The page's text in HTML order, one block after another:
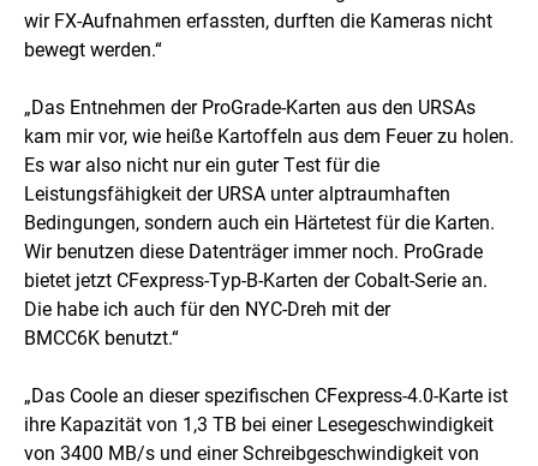
wir FX-Aufnahmen erfassten, durften die Kameras nicht
bewegt werden.“
„Das Entnehmen der ProGrade-Karten aus den URSAs
kam mir vor, wie heiße Kartoffeln aus dem Feuer zu holen.
Es war also nicht nur ein guter Test für die
Leistungsfähigkeit der URSA unter alptraumhaften
Bedingungen, sondern auch ein Härtetest für die Karten.
Wir benutzen diese Datenträger immer noch. ProGrade
bietet jetzt CFexpress-Typ-B-Karten der Cobalt-Serie an.
Die habe ich auch für den NYC-Dreh mit der
BMCC6K benutzt.“
„Das Coole an dieser spezifischen CFexpress-4.0-Karte ist
ihre Kapazität von 1,3 TB bei einer Lesegeschwindigkeit
von 3400 MB/s und einer Schreibgeschwindigkeit von